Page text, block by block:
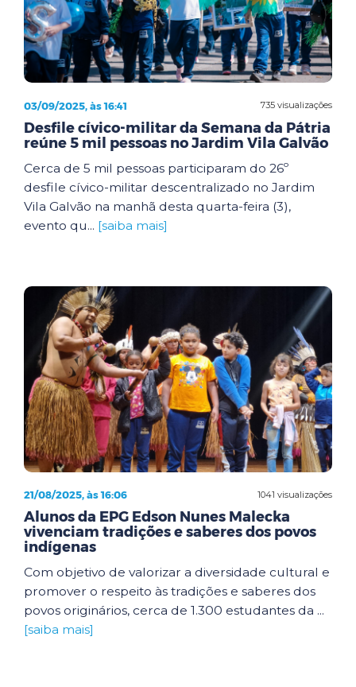
735 visualizações
03/09/2025, às 16:41
Desfile cívico-militar da Semana da Pátria
reúne 5 mil pessoas no Jardim Vila Galvão
Cerca de 5 mil pessoas participaram do 26º
desfile cívico-militar descentralizado no Jardim
Vila Galvão na manhã desta quarta-feira (3),
evento qu... [saiba mais]
1041 visualizações
21/08/2025, às 16:06
Alunos da EPG Edson Nunes Malecka
vivenciam tradições e saberes dos povos
indígenas
Com objetivo de valorizar a diversidade cultural e
promover o respeito às tradições e saberes dos
povos originários, cerca de 1.300 estudantes da ...
[saiba mais]